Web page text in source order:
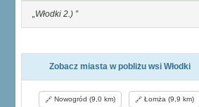
Włodki 2.)
Zobacz miasta w pobliżu wsi Włodki
Nowogród (9,0 km) Łomża (9,9 km)